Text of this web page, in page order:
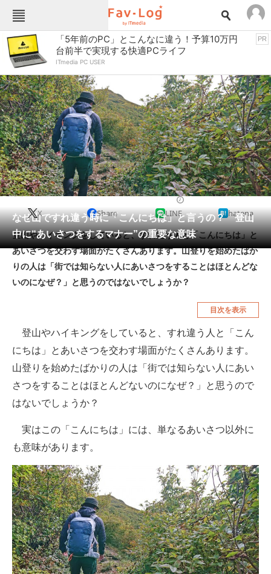
Fav-Logカテゴリー一覧
TOP アウトドア用品
インテリア・収納 おもちゃ・ホビー
カメラ キッチン家電
キッチン用品 ゲーム
コンテンツ・サービス スイーツ・お菓子
スポーツ・レジャー スマホ・携帯電話
パソコン・タブレット ファッション
ペット 家電
工具・DIY 本・DVD・CD
生活家電 生活用品
空調・季節家電 美容・コスメ
釣り具・釣り用品 食品・飲料・お酒
メディア
ITの今と未来を見通す
スマホと通信の最新トレンド
進化するPCとデバイスの未来
好きが集まる 比べて選べる
ビジネスと働き方のヒント
AI活用のいまが分かる
「5年前のPC」とこんなに違う！予算10万円
台前半で実現する快適PCライフ
ITmedia PC USER
PR
なぜ山ですれ違う時に「こんにちは」と言うの？ 登山
中に“あいさつをするマナー”の重要な意味
X Share LINE hatena
登山やハイキングをしていると、すれ違う人と「こんにちは」と
あいさつを交わす場面がたくさんあります。山登りを始めたばか
りの人は「街では知らない人にあいさつをすることはほとんどな
いのになぜ？」と思うのではないでしょうか？
目次を表示
登山やハイキングをしていると、すれ違う人と「こん
にちは」とあいさつを交わす場面がたくさんあります。
山登りを始めたばかりの人は「街では知らない人にあい
さつをすることはほとんどないのになぜ？」と思うので
はないでしょうか？
実はこの「こんにちは」には、単なるあいさつ以外に
も意味があります。